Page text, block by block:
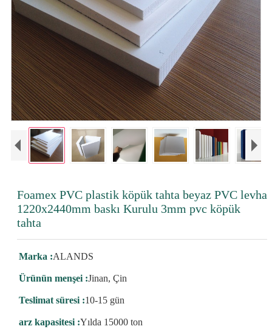
Foamex PVC plastik köpük tahta beyaz PVC levha
1220x2440mm baskı Kurulu 3mm pvc köpük
tahta
Marka :ALANDS
Ürünün menşei :Jinan, Çin
Teslimat süresi :10-15 gün
arz kapasitesi :Yılda 15000 ton